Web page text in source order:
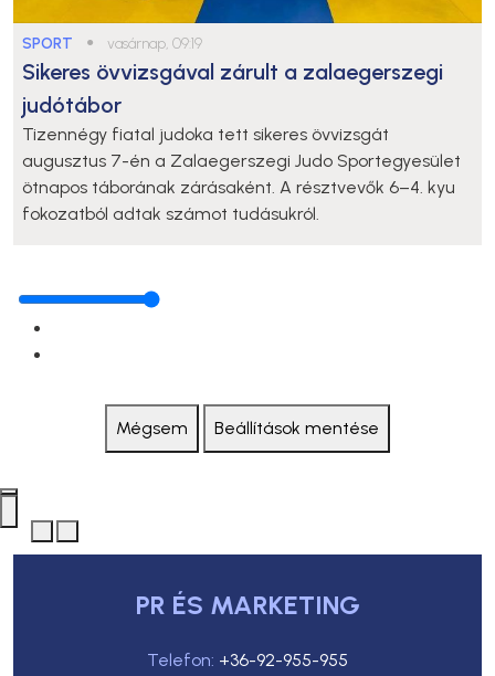
SPORT ● vasárnap, 09:19
Sikeres övvizsgával zárult a zalaegerszegi
judótábor
Tizennégy fiatal judoka tett sikeres övvizsgát
augusztus 7-én a Zalaegerszegi Judo Sportegyesület
ötnapos táborának zárásaként. A résztvevők 6–4. kyu
fokozatból adtak számot tudásukról.
Mégsem Beállítások mentése
PR ÉS MARKETING
Telefon: +36-92-955-955